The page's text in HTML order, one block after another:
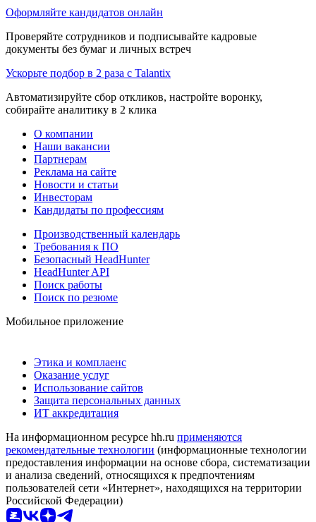
Оформляйте кандидатов онлайн
Проверяйте сотрудников и подписывайте кадровые
документы без бумаг и личных встреч
Ускорьте подбор в 2 раза с Talantix
Автоматизируйте сбор откликов, настройте воронку,
собирайте аналитику в 2 клика
О компании
Наши вакансии
Партнерам
Реклама на сайте
Новости и статьи
Инвесторам
Кандидаты по профессиям
Производственный календарь
Требования к ПО
Безопасный HeadHunter
HeadHunter API
Поиск работы
Поиск по резюме
Мобильное приложение
Этика и комплаенс
Оказание услуг
Использование сайтов
Защита персональных данных
ИТ аккредитация
На информационном ресурсе hh.ru применяются
рекомендательные технологии (информационные технологии
предоставления информации на основе сбора, систематизации
и анализа сведений, относящихся к предпочтениям
пользователей сети «Интернет», находящихся на территории
Российской Федерации)